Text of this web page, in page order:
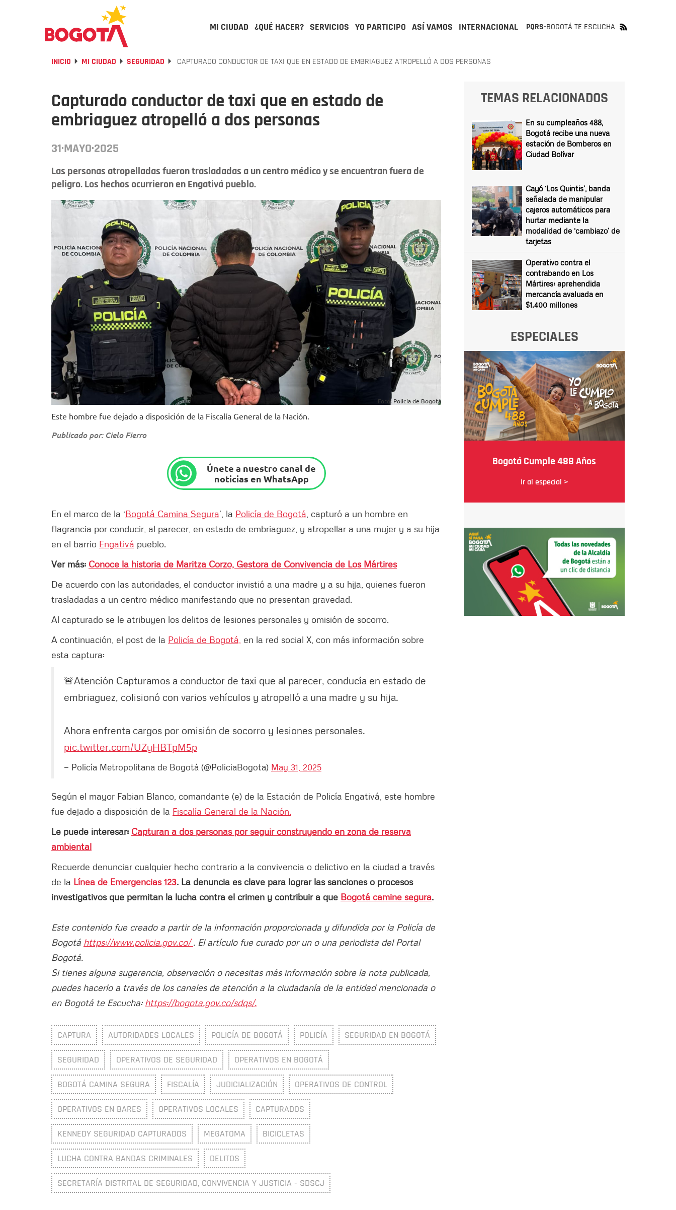
MI CIUDAD ¿QUÉ HACER? SERVICIOS YO PARTICIPO ASÍ VAMOS INTERNACIONAL PQRS-BOGOTÁ TE ESCUCHA
INICIO MI CIUDAD SEGURIDAD CAPTURADO CONDUCTOR DE TAXI QUE EN ESTADO DE EMBRIAGUEZ ATROPELLÓ A DOS PERSONAS
Capturado conductor de taxi que en estado de
embriaguez atropelló a dos personas
31·MAYO·2025
Las personas atropelladas fueron trasladadas a un centro médico y se encuentran fuera de
peligro. Los hechos ocurrieron en Engativá pueblo.
Foto: Policía de Bogotá
Este hombre fue dejado a disposición de la Fiscalía General de la Nación.
Publicado por: Cielo Fierro
Únete a nuestro canal de
noticias en WhatsApp
En el marco de la ‘Bogotá Camina Segura’, la Policía de Bogotá , capturó a un hombre en
flagrancia por conducir, al parecer, en estado de embriaguez, y atropellar a una mujer y a su hija
en el barrio Engativá pueblo.
Ver más: Conoce la historia de Maritza Corzo, Gestora de Convivencia de Los Mártires
De acuerdo con las autoridades, el conductor invistió a una madre y a su hija, quienes fueron
trasladadas a un centro médico manifestando que no presentan gravedad.
Al capturado se le atribuyen los delitos de lesiones personales y omisión de socorro.
A continuación, el post de la Policía de Bogotá, en la red social X, con más información sobre
esta captura:
🚨Atención Capturamos a conductor de taxi que al parecer, conducía en estado de
embriaguez, colisionó con varios vehículos y atropelló a una madre y su hija.
Ahora enfrenta cargos por omisión de socorro y lesiones personales.
pic.twitter.com/UZyHBTpM5p
— Policía Metropolitana de Bogotá (@PoliciaBogota) May 31, 2025
Según el mayor Fabian Blanco, comandante (e) de la Estación de Policía Engativá, este hombre
fue dejado a disposición de la Fiscalía General de la Nación.
Le puede interesar: Capturan a dos personas por seguir construyendo en zona de reserva
ambiental
Recuerde denunciar cualquier hecho contrario a la convivencia o delictivo en la ciudad a través
de la Línea de Emergencias 123. La denuncia es clave para lograr las sanciones o procesos
investigativos que permitan la lucha contra el crimen y contribuir a que Bogotá camine segura.
Este contenido fue creado a partir de la información proporcionada y difundida por la Policía de
Bogotá https://www.policia.gov.co/. El artículo fue curado por un o una periodista del Portal
Bogotá.
Si tienes alguna sugerencia, observación o necesitas más información sobre la nota publicada,
puedes hacerlo a través de los canales de atención a la ciudadanía de la entidad mencionada o
en Bogotá te Escucha: https://bogota.gov.co/sdqs/.
CAPTURA AUTORIDADES LOCALES POLICÍA DE BOGOTÁ POLICÍA SEGURIDAD EN BOGOTÁ
SEGURIDAD OPERATIVOS DE SEGURIDAD OPERATIVOS EN BOGOTÁ
BOGOTÁ CAMINA SEGURA FISCALÍA JUDICIALIZACIÓN OPERATIVOS DE CONTROL
OPERATIVOS EN BARES OPERATIVOS LOCALES CAPTURADOS
KENNEDY SEGURIDAD CAPTURADOS MEGATOMA BICICLETAS
LUCHA CONTRA BANDAS CRIMINALES DELITOS
SECRETARÍA DISTRITAL DE SEGURIDAD, CONVIVENCIA Y JUSTICIA - SDSCJ
TEMAS RELACIONADOS
En su cumpleaños 488,
Bogotá recibe una nueva
estación de Bomberos en
Ciudad Bolívar
Cayó ‘Los Quintis’, banda
señalada de manipular
cajeros automáticos para
hurtar mediante la
modalidad de ‘cambiazo’ de
tarjetas
Operativo contra el
contrabando en Los
Mártires: aprehendida
mercancía avaluada en
$1.400 millones
ESPECIALES
Bogotá Cumple 488 Años
Ir al especial >